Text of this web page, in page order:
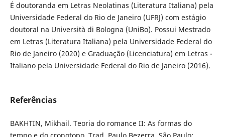
É doutoranda em Letras Neolatinas (Literatura Italiana) pela
Universidade Federal do Rio de Janeiro (UFRJ) com estágio
doutoral na Università di Bologna (UniBo). Possui Mestrado
em Letras (Literatura Italiana) pela Universidade Federal do
Rio de Janeiro (2020) e Graduação (Licenciatura) em Letras -
Italiano pela Universidade Federal do Rio de Janeiro (2016).
Referências
BAKHTIN, Mikhail. Teoria do romance II: As formas do
tempo e do cronotopo. Trad. Paulo Bezerra. São Paulo: